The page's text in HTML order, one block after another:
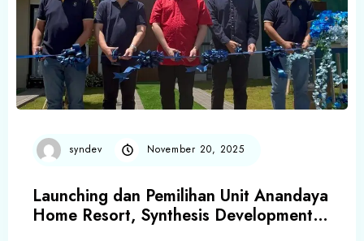
syndev November 20, 2025
Launching dan Pemilihan Unit Anandaya
Home Resort, Synthesis Development